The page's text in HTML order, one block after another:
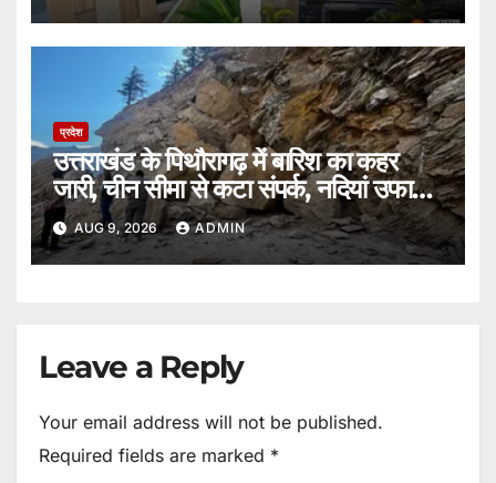
प्रदेश
उत्तराखंड के पिथौरागढ़ में बारिश का कहर
जारी, चीन सीमा से कटा संपर्क, नदियां उफान
पर।AUG 9, 2026 ADMIN
Leave a Reply
Your email address will not be published.
Required fields are marked *